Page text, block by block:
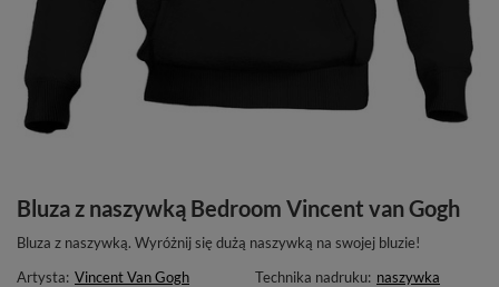
Bluza z naszywką Bedroom Vincent van Gogh
Bluza z naszywką. Wyróżnij się dużą naszywką na swojej bluzie!
Artysta: Vincent Van Gogh Technika nadruku: naszywka